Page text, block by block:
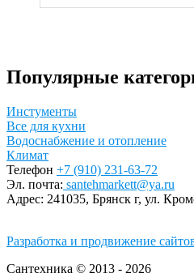
Популярные
Инстументы
Все для кухни
Водоснабжение и отопление
Климат
Телефон +7 (910) 231-63-72
Эл. почта: santehmarkett@ya.ru
Адрес: 241035, Брянск г, ул.
Разработка и продвижение
Сантехника © 2013 - 2026